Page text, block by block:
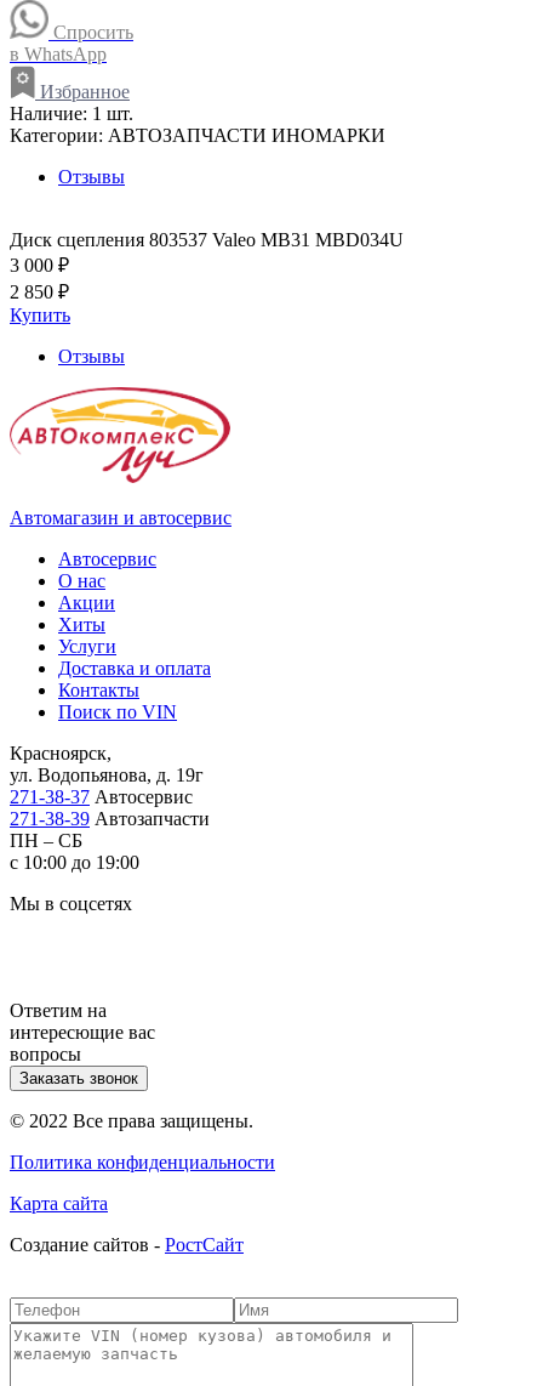
Спросить
в WhatsApp
Избранное
Наличие: 1 шт.
Категории: АВТОЗАПЧАСТИ ИНОМАРКИ
Отзывы
Диск сцепления 803537 Valeo MB31 MBD034U
3 000 ₽
2 850 ₽
Купить
Отзывы
Автомагазин и автосервис
Автосервис
О нас
Акции
Хиты
Услуги
Доставка и оплата
Контакты
Поиск по VIN
Красноярск,
ул. Водопьянова, д. 19г
271-38-37 Автосервис
271-38-39 Автозапчасти
ПН – СБ
с 10:00 до 19:00
Мы в соцсетях
Ответим на
интересющие вас
вопросы
Заказать звонок
© 2022 Все права защищены.
Политика конфиденциальности
Карта сайта
Cоздание сайтов - РостСайт